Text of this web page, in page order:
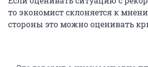
то экономист склоняется к
стороны это можно оценивать